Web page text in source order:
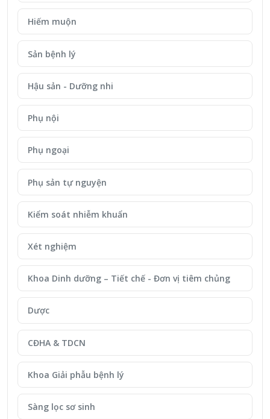
Hiếm muộn
Sản bệnh lý
Hậu sản - Dưỡng nhi
Phụ nội
Phụ ngoại
Phụ sản tự nguyện
Kiểm soát nhiễm khuẩn
Xét nghiệm
Khoa Dinh dưỡng – Tiết chế - Đơn vị tiêm chủng
Dược
CĐHA & TDCN
Khoa Giải phẫu bệnh lý
Sàng lọc sơ sinh